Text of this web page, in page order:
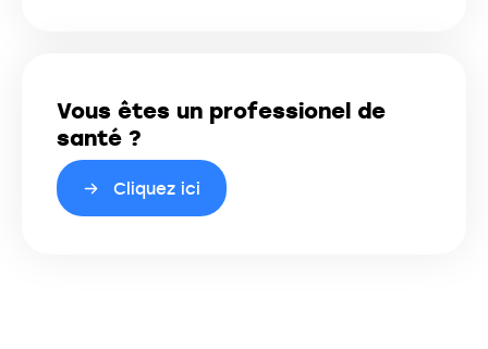
Vous êtes un professionel de
santé ?
Cliquez ici